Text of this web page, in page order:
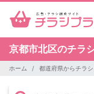
京都市北区のチラ
ホーム 都道府県からチラ